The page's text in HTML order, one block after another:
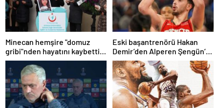
Minecan hemşire "domuz
gribi"nden hayatını kaybetti –
Haberler | Sağlık Haberleri
Eski başantrenörü Hakan
Demir’den Alperen Şengün’e
övgü